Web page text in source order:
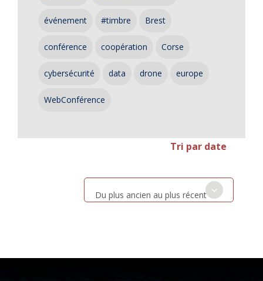
événement #timbre Brest
conférence coopération Corse
cybersécurité data drone europe
WebConférence
Tri par date
Du plus ancien au plus récent